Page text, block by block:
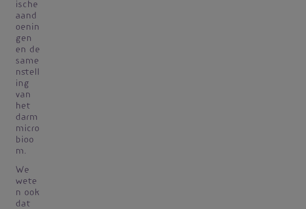
ische
aand
oenin
gen
en de
same
nstell
ing
van
het
darm
micro
bioo
m.
We
wete
n ook
dat